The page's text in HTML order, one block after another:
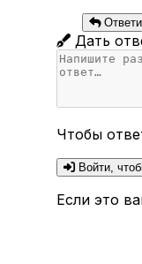
Дать
Чтобы
Войти,
Если это